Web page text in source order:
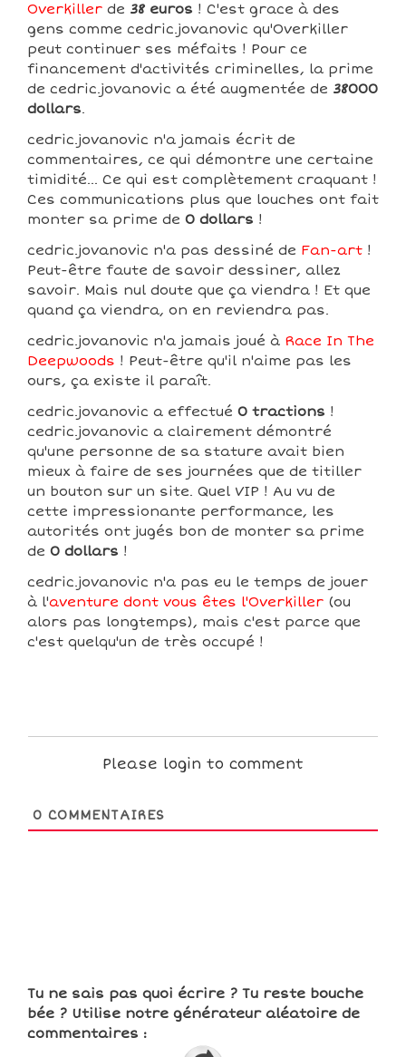
Overkiller de 38 euros ! C'est grace à des
gens comme cedric.jovanovic qu'Overkiller
peut continuer ses méfaits ! Pour ce
financement d'activités criminelles, la prime
de cedric.jovanovic a été augmentée de 38000
dollars.
cedric.jovanovic n'a jamais écrit de
commentaires, ce qui démontre une certaine
timidité... Ce qui est complètement craquant !
Ces communications plus que louches ont fait
monter sa prime de 0 dollars !
cedric.jovanovic n'a pas dessiné de Fan-art !
Peut-être faute de savoir dessiner, allez
savoir. Mais nul doute que ça viendra ! Et que
quand ça viendra, on en reviendra pas.
cedric.jovanovic n'a jamais joué à Race In The
Deepwoods ! Peut-être qu'il n'aime pas les
ours, ça existe il paraît.
cedric.jovanovic a effectué 0 tractions !
cedric.jovanovic a clairement démontré
qu'une personne de sa stature avait bien
mieux à faire de ses journées que de titiller
un bouton sur un site. Quel VIP ! Au vu de
cette impressionante performance, les
autorités ont jugés bon de monter sa prime
de 0 dollars !
cedric.jovanovic n'a pas eu le temps de jouer
à l'aventure dont vous êtes l'Overkiller (ou
alors pas longtemps), mais c'est parce que
c'est quelqu'un de très occupé !
Please login to comment
0 COMMENTAIRES
Tu ne sais pas quoi écrire ? Tu reste bouche
bée ? Utilise notre générateur aléatoire de
commentaires :